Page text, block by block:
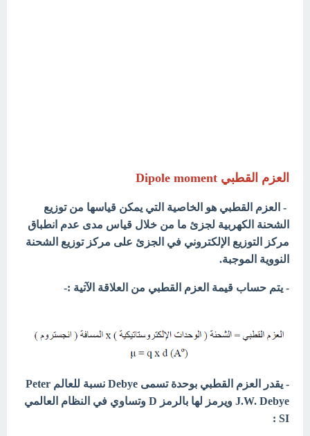
العزم القطبي Dipole moment
- العزم القطبي هو الخاصية التي يمكن قياسها من توزيع
الشحنة الكهربية لجزئ ما من خلال قياس مدى عدم انطباق
مركز التوزيع الإلكتروني في الجزئ على مركز توزيع الشحنة
النووية الموجبة.
- يتم حساب قيمة العزم القطبي من العلاقة الآتية :-
- يقدر العزم القطبي بوحدة تسمى Debye نسبة للعالم Peter
J.W. Debye ويرمز لها بالرمز D وتساوي في النظام العالمي
SI :